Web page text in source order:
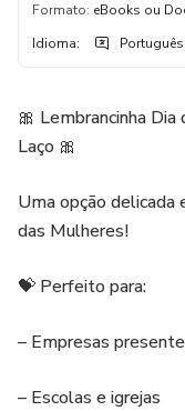
Formato: eBooks ou
Idioma: Português
🎀 Lembrancinha
Laço 🎀
Uma opção delicada
das Mulheres!
💝 Perfeito para:
– Empresas
– Escolas e igrejas